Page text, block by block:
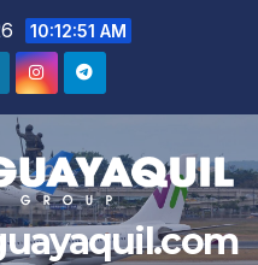
10:12:52 AM